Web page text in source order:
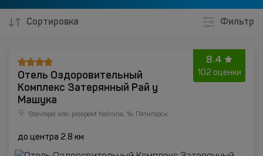
Сортировка Фильтр
8.4
102 оценки
Отель Оздоровительный
Комплекс Затерянный Рай у
Машука
Stavropol krai, prospekt Kalinina, 1k, Пятигорск
до центра 2.8 км